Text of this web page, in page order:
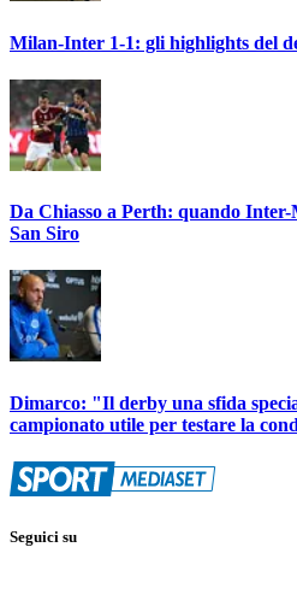
Milan-Inter 1-1: gli highlights del
Da Chiasso a Perth: quando
San Siro
Dimarco: "Il derby una sfida
campionato utile per testare la
Seguici su